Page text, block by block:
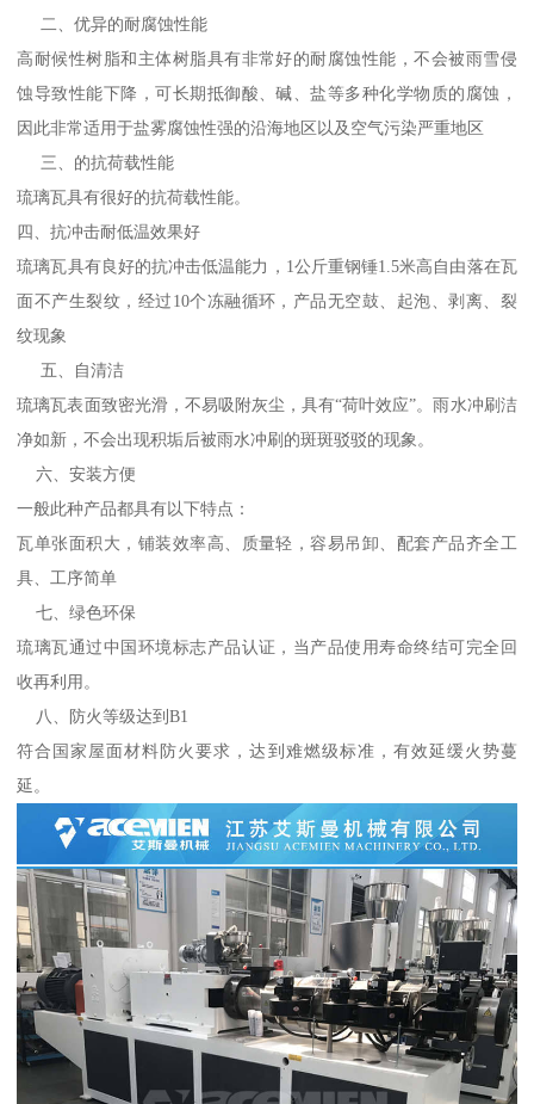
二、优异的耐腐蚀性能
高耐候性树脂和主体树脂具有非常好的耐腐蚀性能，不会被雨雪侵
蚀导致性能下降，可长期抵御酸、碱、盐等多种化学物质的腐蚀，
因此非常适用于盐雾腐蚀性强的沿海地区以及空气污染严重地区
三、的抗荷载性能
琉璃瓦具有很好的抗荷载性能。
四、抗冲击耐低温效果好
琉璃瓦具有良好的抗冲击低温能力，1公斤重钢锤1.5米高自由落在瓦
面不产生裂纹，经过10个冻融循环，产品无空鼓、起泡、剥离、裂
纹现象
五、自清洁
琉璃瓦表面致密光滑，不易吸附灰尘，具有“荷叶效应”。雨水冲刷洁
净如新，不会出现积垢后被雨水冲刷的斑斑驳驳的现象。
六、安装方便
一般此种产品都具有以下特点：
瓦单张面积大，铺装效率高、质量轻，容易吊卸、配套产品齐全工
具、工序简单
七、绿色环保
琉璃瓦通过中国环境标志产品认证，当产品使用寿命终结可完全回
收再利用。
八、防火等级达到B1
符合国家屋面材料防火要求，达到难燃级标准，有效延缓火势蔓
延。